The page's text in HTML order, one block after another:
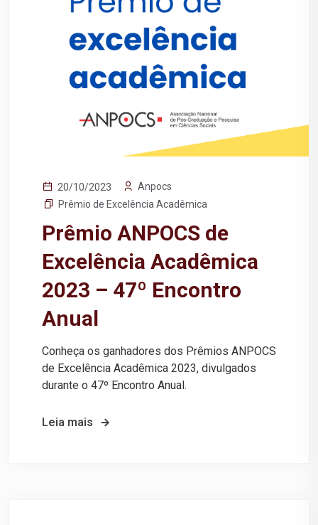
20/10/2023
Anpocs
Prêmio de Excelência Acadêmica
Prêmio ANPOCS de
Excelência Acadêmica
2023 – 47º Encontro
Anual
Conheça os ganhadores dos Prêmios ANPOCS
de Excelência Acadêmica 2023, divulgados
durante o 47º Encontro Anual.
Leia mais